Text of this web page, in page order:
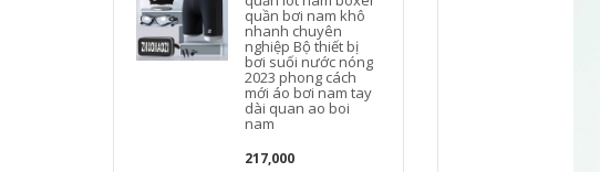
quần bơi nam khô
nhanh chuyên
nghiệp Bộ thiết bị
bơi suối nước nóng
2023 phong cách
mới áo bơi nam tay
dài quan ao boi
nam
217,000